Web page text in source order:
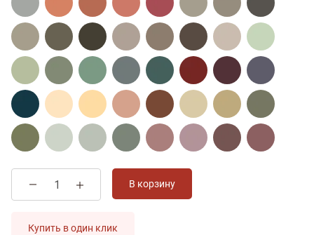
В корзину
Купить в один клик